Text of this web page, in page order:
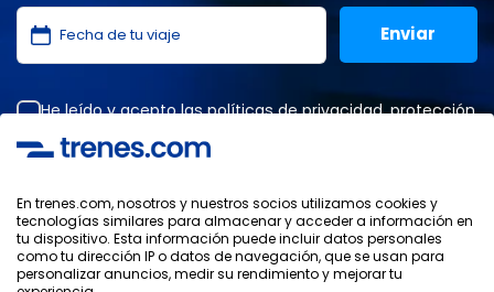
He leído y acepto laspolíticas de privacidad,protección
SOLUTIONS.
Política de Privacidad
Condiciones Generales
En trenes.com, nosotros y nuestros socios utilizamos cookies y
tecnologías similares para almacenar y acceder a información en
tu dispositivo. Esta información puede incluir datos personales
como tu dirección IP o datos de navegación, que se usan para
personalizar anuncios, medir su rendimiento y mejorar tu